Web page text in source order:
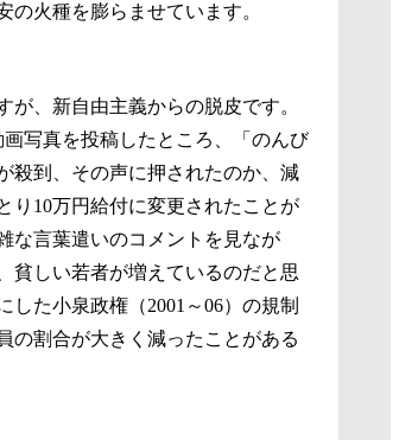
火種を膨らませています。
、新自由主義からの脱皮です。
写真を投稿したところ、「のんび
殺到、その声に押されたのか、減
り10万円給付に変更されたことが
な言葉遣いのコメントを見なが
貧しい若者が増えているのだと思
た小泉政権（2001～06）の規制
の割合が大きく減ったことがある